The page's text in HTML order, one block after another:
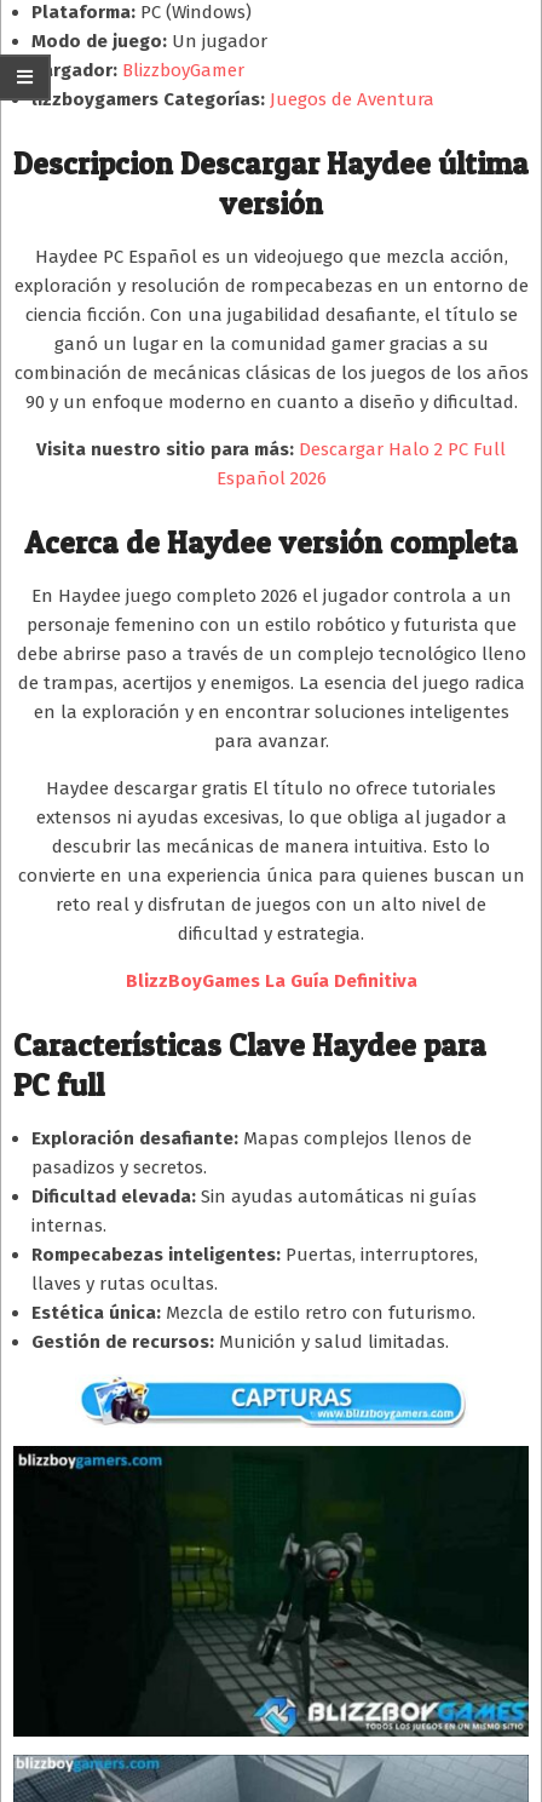
Plataforma: PC (Windows)
Modo de juego: Un jugador
Cargador: BlizzboyGamer
lizzboygamers Categorías: Juegos de Aventura
Descripcion Descargar Haydee última
versión
Haydee PC Español es un videojuego que mezcla acción,
exploración y resolución de rompecabezas en un entorno de
ciencia ficción. Con una jugabilidad desafiante, el título se
ganó un lugar en la comunidad gamer gracias a su
combinación de mecánicas clásicas de los juegos de los años
90 y un enfoque moderno en cuanto a diseño y dificultad.
Visita nuestro sitio para más: Descargar Halo 2 PC Full
Español 2026
Acerca de Haydee versión completa
En Haydee juego completo 2026 el jugador controla a un
personaje femenino con un estilo robótico y futurista que
debe abrirse paso a través de un complejo tecnológico lleno
de trampas, acertijos y enemigos. La esencia del juego radica
en la exploración y en encontrar soluciones inteligentes
para avanzar.
Haydee descargar gratis El título no ofrece tutoriales
extensos ni ayudas excesivas, lo que obliga al jugador a
descubrir las mecánicas de manera intuitiva. Esto lo
convierte en una experiencia única para quienes buscan un
reto real y disfrutan de juegos con un alto nivel de
dificultad y estrategia.
BlizzBoyGames La Guía Definitiva
Características Clave Haydee para
PC full
Exploración desafiante: Mapas complejos llenos de
pasadizos y secretos.
Dificultad elevada: Sin ayudas automáticas ni guías
internas.
Rompecabezas inteligentes: Puertas, interruptores,
llaves y rutas ocultas.
Estética única: Mezcla de estilo retro con futurismo.
Gestión de recursos: Munición y salud limitadas.